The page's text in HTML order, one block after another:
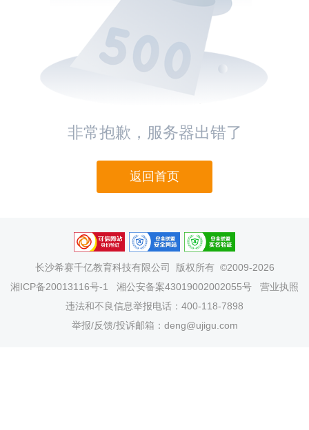
非常抱歉，服务器出错了
返回首页
长沙希赛千亿教育科技有限公司
版权所有 ©2009-2026
湘ICP备20013116号-1
湘公安备案43019002002055号
营业执照
违法和不良信息举报电话：400-118-7898
举报/反馈/投诉邮箱：deng@ujigu.com